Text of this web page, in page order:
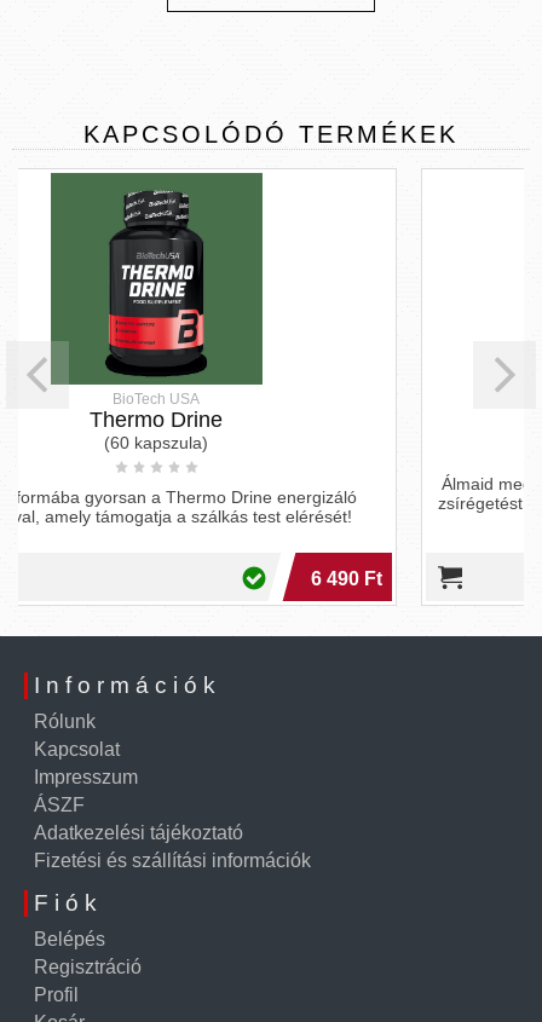
KAPCSOLÓDÓ TERMÉKEK
Therm Line Forte
(60 kapszula)
Álmaid megjelenéséért a zsírégető kapszulák gyorsítják a
zsírégetést, csökkentik a testsúlyt és segítik a hőtermelést.
5 990 Ft
Információk
Rólunk
Kapcsolat
Impresszum
ÁSZF
Adatkezelési tájékoztató
Fizetési és szállítási információk
Fiók
Belépés
Regisztráció
Profil